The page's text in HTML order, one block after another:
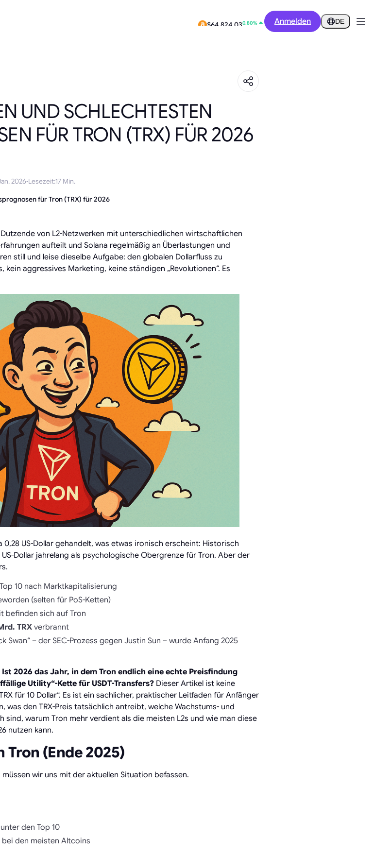
$0.2852 0.18% Anmelden DE
UND SCHLECHTESTEN
FÜR TRON (TRX) FÜR 2026
2026·Lesezeit:17 Min.
von L2-Netzwerken mit unterschiedlichen wirtschaftlichen
aufteilt und Solana regelmäßig an Überlastungen und
still und leise dieselbe Aufgabe: den globalen Dollarfluss zu
kein aggressives Marketing, keine ständigen „Revolutionen“. Es
0,28 US-Dollar gehandelt, was etwas ironisch erscheint: Historisch
Dollar jahrelang als psychologische Obergrenze für Tron. Aber der
10 nach Marktkapitalisierung
(selten für PoS-Ketten)
befinden sich auf Tron
TRXverbrannt
Swan“ – der SEC-Prozess gegen Justin Sun – wurde Anfang 2025
Ist 2026 das Jahr, in dem Tron endlich eine echte Preisfindung
Utility“-Kette für USDT-Transfers? Dieser Artikel ist keine
für 10 Dollar“. Es ist ein sachlicher, praktischer Leitfaden für Anfänger
was den TRX-Preis tatsächlich antreibt, welche Wachstums- und
sind, warum Tron mehr verdient als die meisten L2s und wie man diese
nutzen kann.
(Ende 2025)
wir uns mit der aktuellen Situation befassen.
den Top 10
den meisten Altcoins